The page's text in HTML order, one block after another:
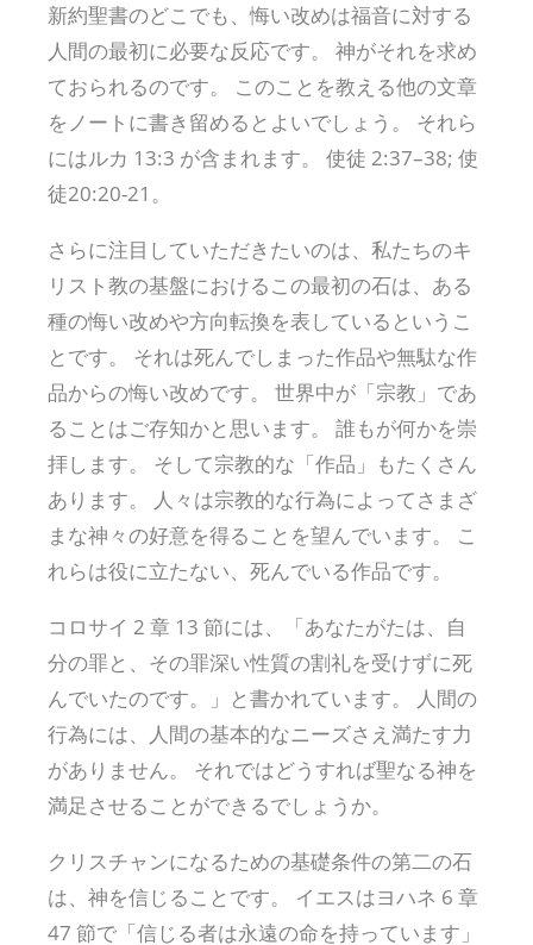
新約聖書のどこでも、悔い改めは福音に対する
人間の最初に必要な反応です。 神がそれを求め
ておられるのです。 このことを教える他の文章
をノートに書き留めるとよいでしょう。 それら
にはルカ 13:3 が含まれます。 使徒 2:37–38; 使
徒20:20-21。
さらに注目していただきたいのは、私たちのキ
リスト教の基盤におけるこの最初の石は、ある
種の悔い改めや方向転換を表しているというこ
とです。 それは死んでしまった作品や無駄な作
品からの悔い改めです。 世界中が「宗教」であ
ることはご存知かと思います。 誰もが何かを崇
拝します。 そして宗教的な「作品」もたくさん
あります。 人々は宗教的な行為によってさまざ
まな神々の好意を得ることを望んでいます。 こ
れらは役に立たない、死んでいる作品です。
コロサイ 2 章 13 節には、「あなたがたは、自
分の罪と、その罪深い性質の割礼を受けずに死
んでいたのです。」と書かれています。 人間の
行為には、人間の基本的なニーズさえ満たす力
がありません。 それではどうすれば聖なる神を
満足させることができるでしょうか。
クリスチャンになるための基礎条件の第二の石
は、神を信じることです。 イエスはヨハネ 6 章
47 節で「信じる者は永遠の命を持っています」